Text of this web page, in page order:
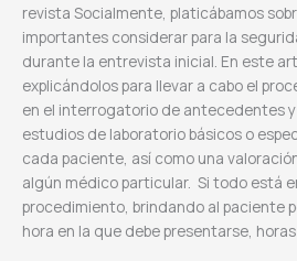
revista Socialmente, platicábamos
importantes considerar para la
durante la entrevista inicial. En este
explicándolos para llevar a cabo el
en el interrogatorio de antecedentes
estudios de laboratorio básicos o
cada paciente, así como una
algún médico particular. Si todo está
procedimiento, brindando al paciente
hora en la que debe presentarse,